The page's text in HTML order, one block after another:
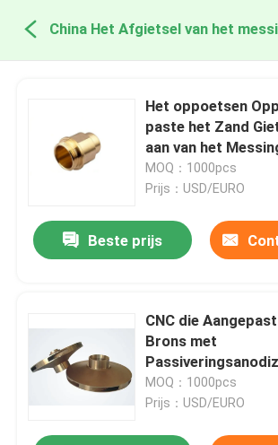
China Het Afgietsel van het
Het oppoetsen
paste het Zand
aan van het
Hoogte - kwaliteit
MOQ：1000pcs
Prijs：USD/EURO
Beste prijs
CNC die
Brons met
Oppervlakte
MOQ：1000pcs
Prijs：USD/EURO